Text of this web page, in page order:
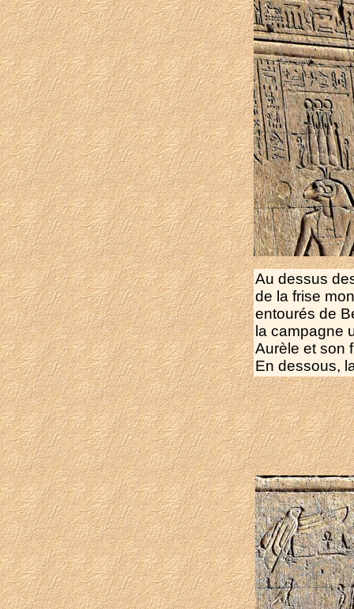
Au dessus
de la frise
entourés de
la campagne
Aurèle et son
En dessous,